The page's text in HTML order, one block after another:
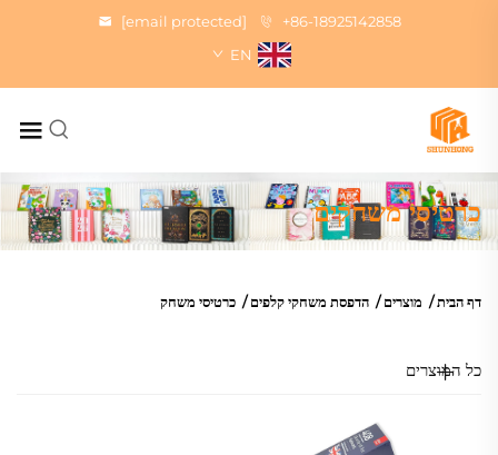
+86-18925142858
[email protected]
EN
כרטיסי משחקים
דף הבית/ מוצרים/ הדפסת משחקי קלפים/ כרטיסי משחק
כל המוצרים